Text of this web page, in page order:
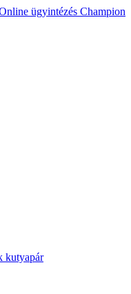
ügyintézés Champion
kutyapár